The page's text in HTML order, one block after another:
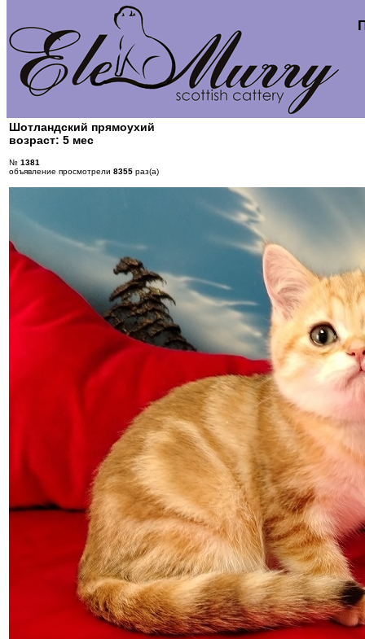
Шотландский прямоухий
возраст: 5 мес
№ 1381
объявление просмотрели 8355 раз(а)